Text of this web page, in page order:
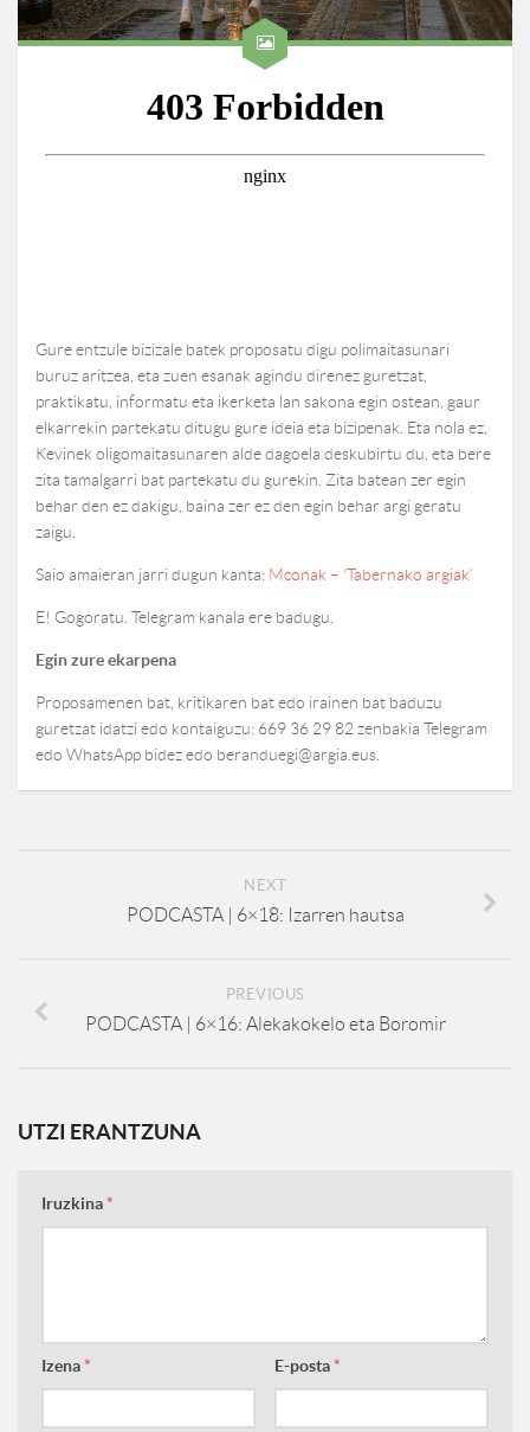
Gure entzule bizizale batek proposatu digu polimaitasunari
buruz aritzea, eta zuen esanak agindu direnez guretzat,
praktikatu, informatu eta ikerketa lan sakona egin ostean, gaur
elkarrekin partekatu ditugu gure ideia eta bizipenak. Eta nola ez,
Kevinek oligomaitasunaren alde dagoela deskubirtu du, eta bere
zita tamalgarri bat partekatu du gurekin. Zita batean zer egin
behar den ez dakigu, baina zer ez den egin behar argi geratu
zaigu.
Saio amaieran jarri dugun kanta: Mconak – ‘Tabernako argiak’
E! Gogoratu. Telegram kanala ere badugu.
Egin zure ekarpena
Proposamenen bat, kritikaren bat edo irainen bat baduzu
guretzat idatzi edo kontaiguzu: 669 36 29 82 zenbakia Telegram
edo WhatsApp bidez edo beranduegi@argia.eus.
NEXT
PODCASTA | 6×18: Izarren hautsa
PREVIOUS
PODCASTA | 6×16: Alekakokelo eta Boromir
UTZI ERANTZUNA
Iruzkina*
Izena* E-posta*